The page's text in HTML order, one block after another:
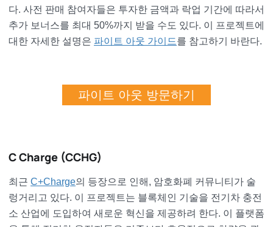
다. 사전 판매 참여자들은 투자한 금액과 락업 기간에 따라서
추가 보너스를 최대 50%까지 받을 수도 있다. 이 프로젝트에
대한 자세한 설명은 파이트 아웃 가이드를 참고하기 바란다.
파이트 아웃 방문하기
C Charge (CCHG)
최근 C+Charge의 등장으로 인해, 암호화폐 커뮤니티가 술
렁거리고 있다. 이 프로젝트는 블록체인 기술을 전기차 충전
소 산업에 도입하여 새로운 혁신을 제공하려 한다. 이 플랫폼